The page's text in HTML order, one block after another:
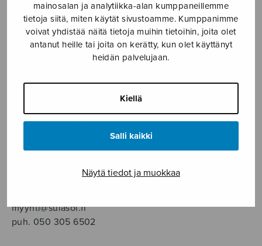
mainosalan ja analytiikka-alan kumppaneillemme
tietoja siitä, miten käytät sivustoamme. Kumppanimme
voivat yhdistää näitä tietoja muihin tietoihin, joita olet
antanut heille tai joita on kerätty, kun olet käyttänyt
heidän palvelujaan.
Kiellä
Salli kaikki
Näytä tiedot ja muokkaa
YKSINLAULU
Sulasol nuottikauppa
ma–pe klo 10–16 tai sopimuksen mukaan
Tallberginkatu 1 B, 1,5 krs.
myynti@sulasol.fi
puh. 050 305 6502